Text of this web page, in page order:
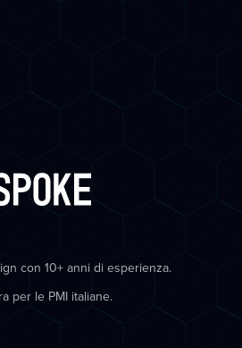
con 10+ anni di esperienza.
per le PMI italiane.